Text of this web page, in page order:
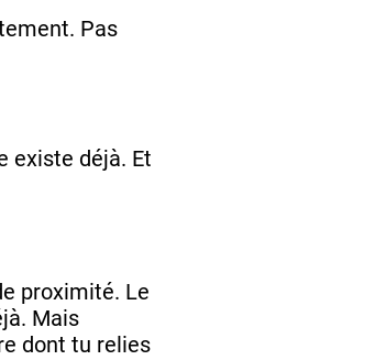
Pas
existe déjà. Et
proximité. Le
Mais
dont tu relies